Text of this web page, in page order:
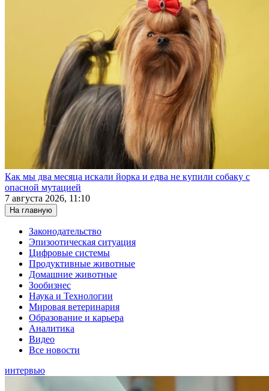
Как мы два месяца искали йорка и едва не купили собаку с
опасной мутацией
7 августа 2026, 11:10
На главную
Законодательство
Эпизоотическая ситуация
Цифровые системы
Продуктивные животные
Домашние животные
Зообизнес
Наука и Технологии
Мировая ветеринария
Образование и карьера
Аналитика
Видео
Все новости
интервью